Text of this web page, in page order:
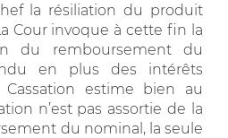
la résiliation du produit
Cour invoque à cette fin la
du remboursement du
en plus des intérêts
estime bien au
n’est pas assortie de la
du nominal, la seule